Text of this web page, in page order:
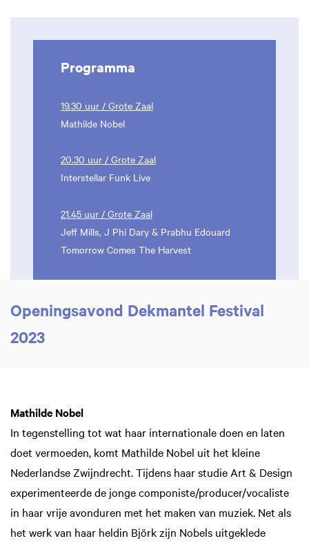
Programma
19.30 uur / Grote Zaal
Mathilde Nobel
20.30 uur / Grote Zaal
Interstellar Funk Live
21.45 uur / Grote Zaal
Jeff Mills, J Phi Dary & Prabhu Edouard
Tomorrow Comes The Harvest
Openingsavond Dekmantel Festival
2023
Mathilde Nobel
In tegenstelling tot wat haar internationale doen en laten
doet vermoeden, komt Mathilde Nobel uit het kleine
Nederlandse Zwijndrecht. Tijdens haar studie Art & Design
experimenteerde de jonge componiste/producer/vocaliste
in haar vrije avonduren met het maken van muziek. Net als
het werk van haar heldin Björk zijn Nobels uitgeklede